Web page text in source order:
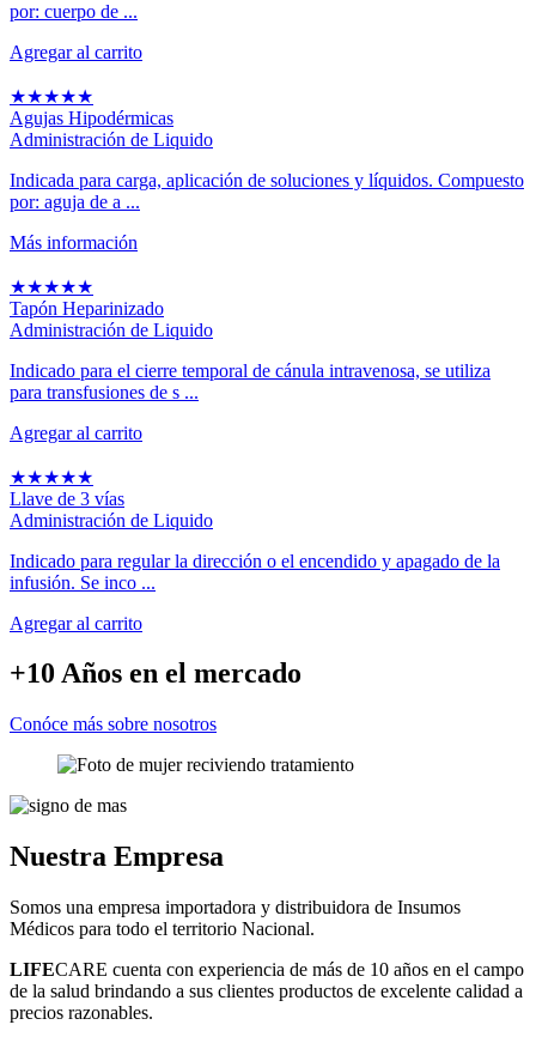
por: cuerpo de ...
Agregar al carrito
★★★★★
Agujas Hipodérmicas
Administración de Liquido
Indicada para carga, aplicación de soluciones y líquidos. Compuesto
por: aguja de a ...
Más información
★★★★★
Tapón Heparinizado
Administración de Liquido
Indicado para el cierre temporal de cánula intravenosa, se utiliza
para transfusiones de s ...
Agregar al carrito
★★★★★
Llave de 3 vías
Administración de Liquido
Indicado para regular la dirección o el encendido y apagado de la
infusión. Se inco ...
Agregar al carrito
+10 Años en el mercado
Conóce más sobre nosotros
Nuestra Empresa
Somos una empresa importadora y distribuidora de Insumos
Médicos para todo el territorio Nacional.
LIFECARE cuenta con experiencia de más de 10 años en el campo
de la salud brindando a sus clientes productos de excelente calidad a
precios razonables.